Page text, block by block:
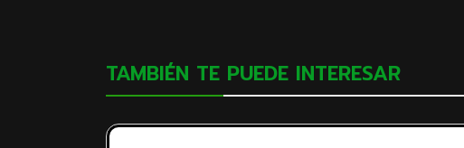
TAMBIÉN TE PUEDE INTERESAR